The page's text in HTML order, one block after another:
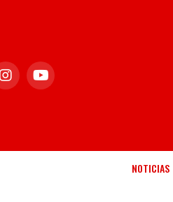
NOTICIAS